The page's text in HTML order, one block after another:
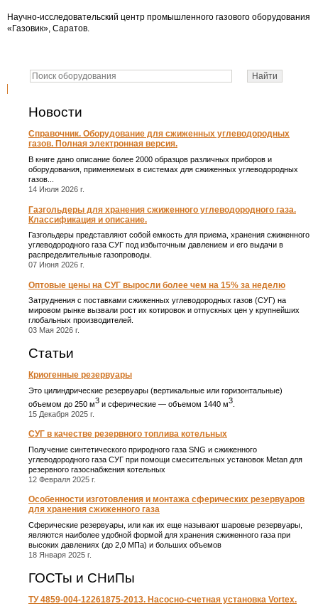
Новости
Справочник. Оборудование для сжиженных углеводородных
газов. Полная электронная версия.
В книге дано описание более 2000 образцов различных приборов и
оборудования, применяемых в системах для сжиженных углеводородных
газов...
14 Июля 2026 г.
Газгольдеры для хранения сжиженного углеводородного газа.
Классификация и описание.
Газгольдеры представляют собой емкость для приема, хранения сжиженного
углеводородного газа СУГ под избыточным давлением и его выдачи в
распределительные газопроводы.
07 Июня 2026 г.
Оптовые цены на СУГ выросли более чем на 15% за неделю
Затруднения с поставками сжиженных углеводородных газов (СУГ) на
мировом рынке вызвали рост их котировок и отпускных цен у крупнейших
глобальных производителей.
03 Мая 2026 г.
Статьи
Криогенные резервуары
Это цилиндрические резервуары (вертикальные или горизонтальные)
объемом до 250 м3 и сферические ― объемом 1440 м3
15 Декабря 2025 г.
СУГ в качестве резервного топлива котельных
Получение синтетического природного газа SNG и сжиженного
углеводородного газа СУГ при помощи смесительных установок Metan для
резервного газоснабжения котельных
12 Февраля 2025 г.
Особенности изготовления и монтажа сферических резервуаров
для хранения сжиженного газа
Сферические резервуары, или как их еще называют шаровые резервуары,
являются наиболее удобной формой для хранения сжиженного газа при
высоких давлениях (до 2,0 МПа) и больших объемов
18 Января 2025 г.
ГОСТы и СНиПы
ТУ 4859-004-12261875-2013. Насосно-счетная установка Vortex.
Научно-исследовательский центр промышленного газового оборудования
«Газовик», Саратов.